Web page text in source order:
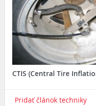
CTIS (Central Tire
Pridať článok techniky